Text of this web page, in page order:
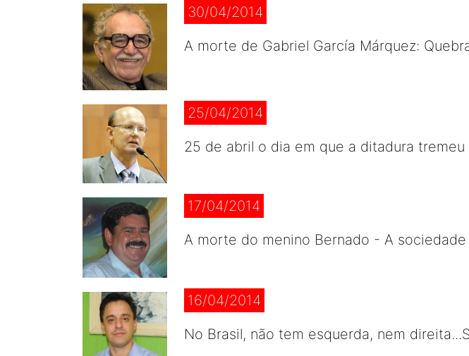
30/04/2014
A morte de Gabriel García Márquez:
25/04/2014
25 de abril o dia em que a ditadura
17/04/2014
A morte do menino Bernado - A
16/04/2014
No Brasil, não tem esquerda, nem